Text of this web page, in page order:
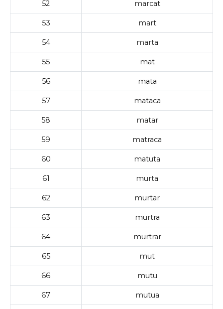
52 marcat
53 mart
54 marta
55 mat
56 mata
57 mataca
58 matar
59 matraca
60 matuta
61 murta
62 murtar
63 murtra
64 murtrar
65 mut
66 mutu
67 mutua